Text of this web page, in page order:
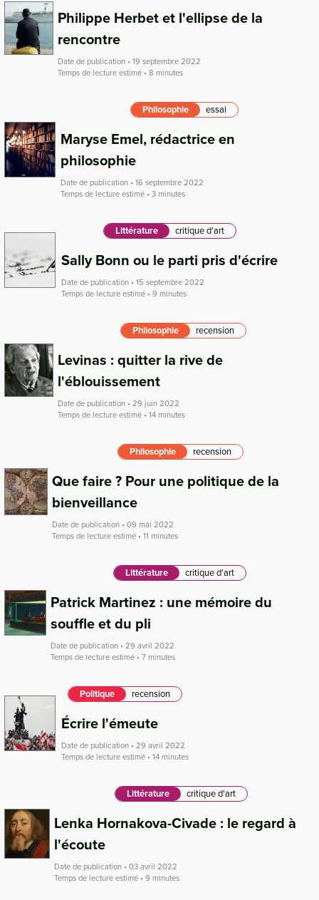
Philippe Herbet et l'ellipse de la
rencontre
Date de publication • 19 septembre 2022
Temps de lecture estimé • 8 minutes
Philosophie essai
Maryse Emel, rédactrice en
philosophie
Date de publication • 16 septembre 2022
Temps de lecture estimé • 3 minutes
Littérature critique d'art
Sally Bonn ou le parti pris d'écrire
Date de publication • 15 septembre 2022
Temps de lecture estimé • 9 minutes
Philosophie recension
Levinas : quitter la rive de
l'éblouissement
Date de publication • 29 juin 2022
Temps de lecture estimé • 14 minutes
Philosophie recension
Que faire ? Pour une politique de la
bienveillance
Date de publication • 09 mai 2022
Temps de lecture estimé • 11 minutes
Littérature critique d'art
Patrick Martinez : une mémoire du
souffle et du pli
Date de publication • 29 avril 2022
Temps de lecture estimé • 7 minutes
Politique recension
Écrire l'émeute
Date de publication • 29 avril 2022
Temps de lecture estimé • 14 minutes
Littérature critique d'art
Lenka Hornakova-Civade : le regard à
l'écoute
Date de publication • 03 avril 2022
Temps de lecture estimé • 9 minutes